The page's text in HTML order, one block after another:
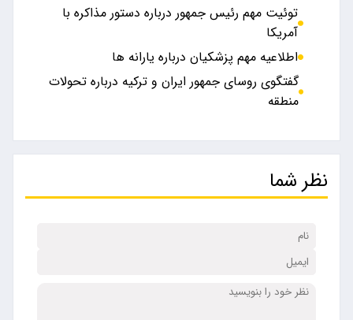
توئیت مهم رئیس جمهور درباره دستور مذاکره با
آمریکا
اطلاعیه مهم پزشکیان درباره یارانه ها
گفتگوی روسای جمهور ایران و ترکیه درباره تحولات
منطقه
نظر شما